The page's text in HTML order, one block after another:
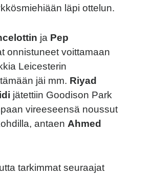
läpi ottelun.
ja Pep
onnistuneet voittamaan
Leicesterin
jäi mm. Riyad
jätettiin Goodison Park
vireeseensä noussut
antaen Ahmed
tarkimmat seuraajat